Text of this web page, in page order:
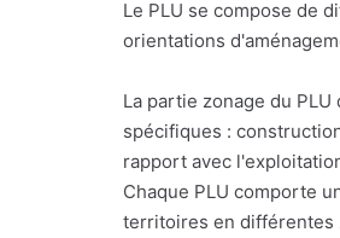
Le PLU se compose de
orientations
La partie zonage du
spécifiques :
rapport avec
Chaque PLU comporte
territoires en différentes